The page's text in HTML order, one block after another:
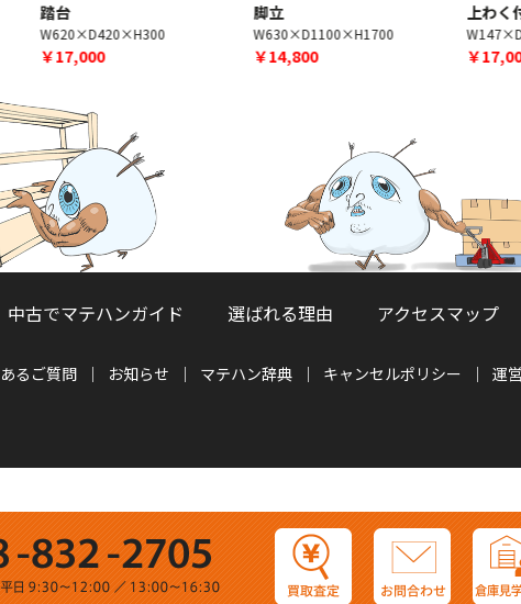
W630×D1100×H1700
￥14,800
W147×D560×H2330
￥17,000
階
￥
中古でマテハンガイド 選ばれる理由 アクセスマップ
るご質問 お知らせ マテハン辞典 キャンセルポリシー 運